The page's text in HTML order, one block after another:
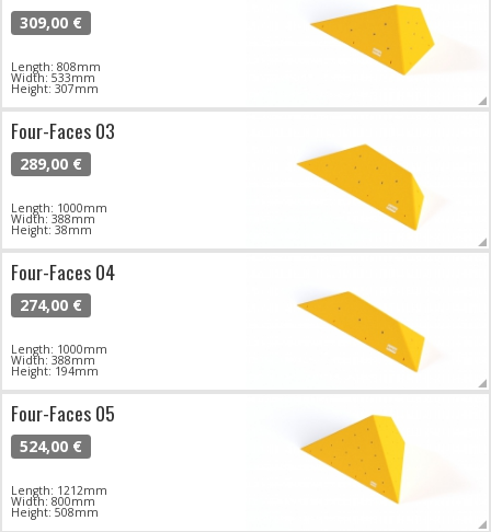
309,00 €
Length: 808mm
Width: 533mm
Height: 307mm
Four-Faces 03
289,00 €
Length: 1000mm
Width: 388mm
Height: 38mm
Four-Faces 04
274,00 €
Length: 1000mm
Width: 388mm
Height: 194mm
Four-Faces 05
524,00 €
Length: 1212mm
Width: 800mm
Height: 508mm